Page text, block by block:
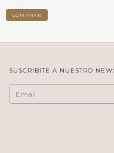
COMPRAR
SUSCRIBITE A NUESTRO